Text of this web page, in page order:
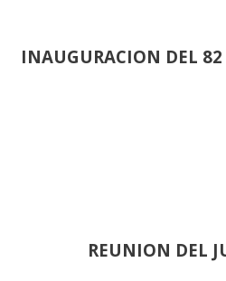
INAUGURACION DEL
REUNION DEL